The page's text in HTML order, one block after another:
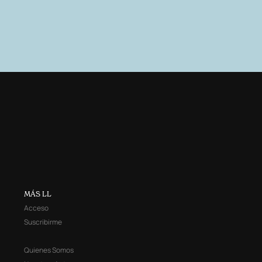
MÁS LL
Acceso
Suscribirme
Quienes Somos